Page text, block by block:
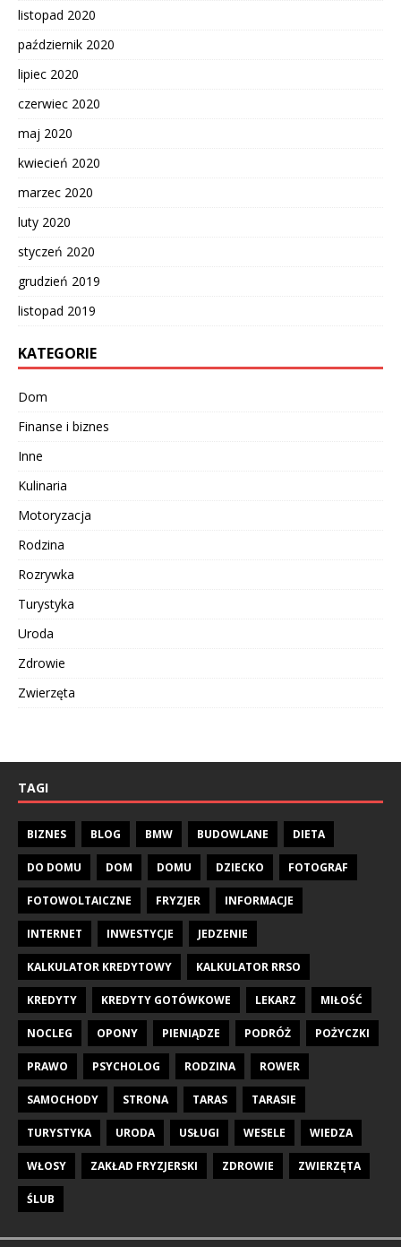
listopad 2020
październik 2020
lipiec 2020
czerwiec 2020
maj 2020
kwiecień 2020
marzec 2020
luty 2020
styczeń 2020
grudzień 2019
listopad 2019
KATEGORIE
Dom
Finanse i biznes
Inne
Kulinaria
Motoryzacja
Rodzina
Rozrywka
Turystyka
Uroda
Zdrowie
Zwierzęta
TAGI
BIZNES BLOG BMW BUDOWLANE DIETA
DO DOMU DOM DOMU DZIECKO FOTOGRAF
FOTOWOLTAICZNE FRYZJER INFORMACJE
INTERNET INWESTYCJE JEDZENIE
KALKULATOR KREDYTOWY KALKULATOR RRSO
KREDYTY KREDYTY GOTÓWKOWE LEKARZ MIŁOŚĆ
NOCLEG OPONY PIENIĄDZE PODRÓŻ POŻYCZKI
PRAWO PSYCHOLOG RODZINA ROWER
SAMOCHODY STRONA TARAS TARASIE
TURYSTYKA URODA USŁUGI WESELE WIEDZA
WŁOSY ZAKŁAD FRYZJERSKI ZDROWIE ZWIERZĘTA
ŚLUB